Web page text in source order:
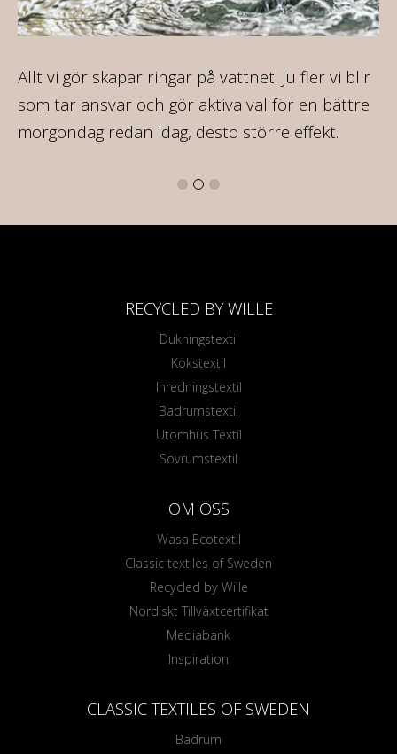
Allt vi gör skapar ringar på vattnet. Ju fler vi blir
som tar ansvar och gör aktiva val för en bättre
morgondag redan idag, desto större effekt.
RECYCLED BY WILLE
Dukningstextil
Kökstextil
Inredningstextil
Badrumstextil
Utomhus Textil
Sovrumstextil
OM OSS
Wasa Ecotextil
Classic textiles of Sweden
Recycled by Wille
Nordiskt Tillväxtcertifikat
Mediabank
Inspiration
CLASSIC TEXTILES OF SWEDEN
Badrum